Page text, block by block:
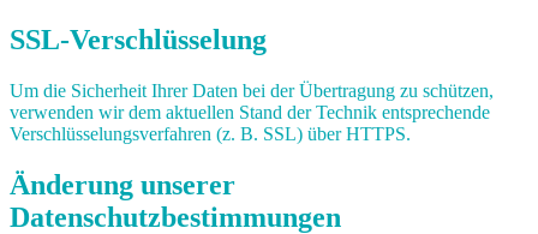
SSL-Verschlüsselung
Um die Sicherheit Ihrer Daten bei der Übertragung zu schützen,
verwenden wir dem aktuellen Stand der Technik entsprechende
Verschlüsselungsverfahren (z. B. SSL) über HTTPS.
Änderung unserer
Datenschutzbestimmungen